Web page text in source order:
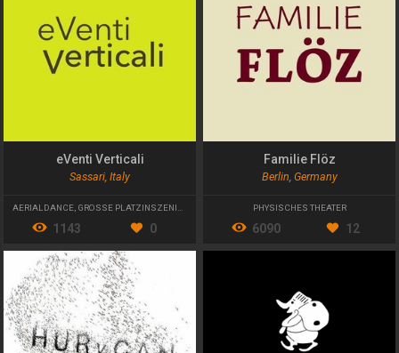
eVenti Verticali
Sassari, Italy
AERIALDANCE, GROSSE PLATZINSZENIERUNGEN STRASSENTHEATER
1143 0
Familie Flöz
Berlin, Germany
PHYSISCHES THEATER
6090 12